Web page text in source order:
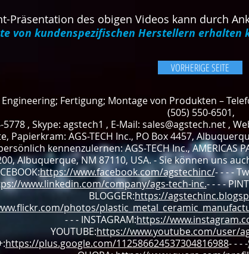
Präsentation des obigen Videos kann durch
von kundenspezifischen Herstellern erhalten
VORHERIGE SEITE
Engineering; Fertigung; Montage von Produkten –
(505) 550-6501,
5778 , Skype: agstech1 , E-Mail: sales@agstech.net ,
Papierkram: AGS-TECH Inc., PO Box 4457,
kennenzulernen: AGS-TECH Inc., AMERICAS
Albuquerque, NM 87110, USA. - Sie können uns
https://www.facebook.com/agstechinc/- - - -
www.linkedin.com/company/ags-tech-inc.- - - -
BLOGGER:https://
photos/
- - - INSTAGRAM:https://
YOUTUBE:https://www.youtube.com/user/
https://plus.google.com/112586624537304816988- - - -